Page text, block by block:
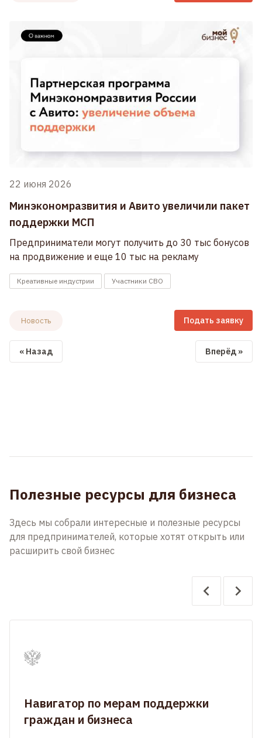
22 июня 2026
Минэкономразвития и Авито увеличили пакет
поддержки МСП
Предприниматели могут получить до 30 тыс бонусов
на продвижение и еще 10 тыс на рекламу
Креативные индустрии Участники СВО
Новость Подать заявку
« Назад Вперёд »
Полезные ресурсы для бизнеса
Здесь мы собрали интересные и полезные ресурсы
для предпринимателей, которые хотят открыть или
расширить свой бизнес
Навигатор по мерам поддержки
граждан и бизнеса